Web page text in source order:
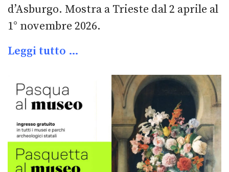
d’Asburgo. Mostra a Trieste dal 2 aprile al
1° novembre 2026.
Leggi tutto …